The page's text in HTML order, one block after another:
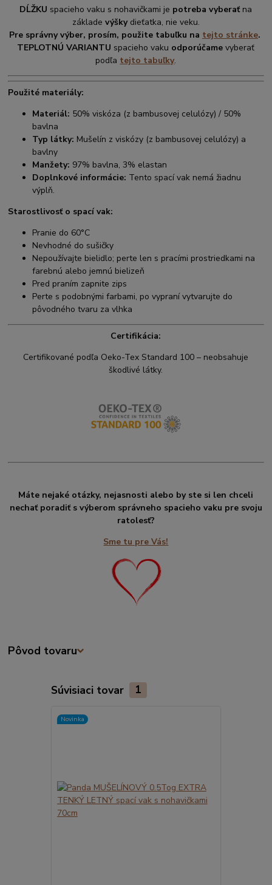
DĹŽKU spacieho vaku s nohavičkami je potreba vyberať na
základe výšky dieťatka, nie veku.
Pre správny výber, prosím, použite tabuľku na tejto stránke.
TEPLOTNÚ VARIANTU spacieho vaku odporúčamevyberať
podľa tejto tabuľky.
Použité materiály:
Materiál: 50% viskóza (z bambusovej celulózy) / 50%
bavlna
Typ látky: Mušelín z viskózy (z bambusovej celulózy) a
bavlny
Manžety: 97% bavlna, 3% elastan
Doplnkové informácie: Tento spací vak nemá žiadnu
výplň.
Starostlivosť o spací vak:
Pranie do 60°C
Nevhodné do sušičky
Nepoužívajte bielidlo; perte len s pracími prostriedkami na
farebnú alebo jemnú bielizeň
Pred praním zapnite zips
Perte s podobnými farbami, po vypraní vytvarujte do
pôvodného tvaru za vlhka
Certifikácia:
Certifikované podľa Oeko-Tex Standard 100 – neobsahuje
škodlivé látky.
Máte nejaké otázky, nejasnosti alebo by ste si len chceli
nechať poradiť s výberom správneho spacieho vaku pre svoju
ratolesť?
Sme tu pre Vás!
Pôvod tovaru
Súvisiaci tovar 1
Novinka